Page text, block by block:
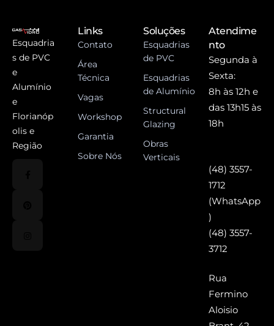
Esquadria
s de PVC
e
Alumínio
e
Florianóp
olis e
Região
Links
Contato
Área
Técnica
Vagas
Workshop
Garantia
Sobre Nós
Soluções
Esquadrias
de PVC
Esquadrias
de Alumínio
Structural
Glazing
Obras
Verticais
Atendime
nto
Segunda à
Sexta:
8h às 12h e
das 13h15 às
18h
(48) 3557-
1712
(WhatsApp
)
(48) 3557-
3712
Rua
Fermino
Aloisio